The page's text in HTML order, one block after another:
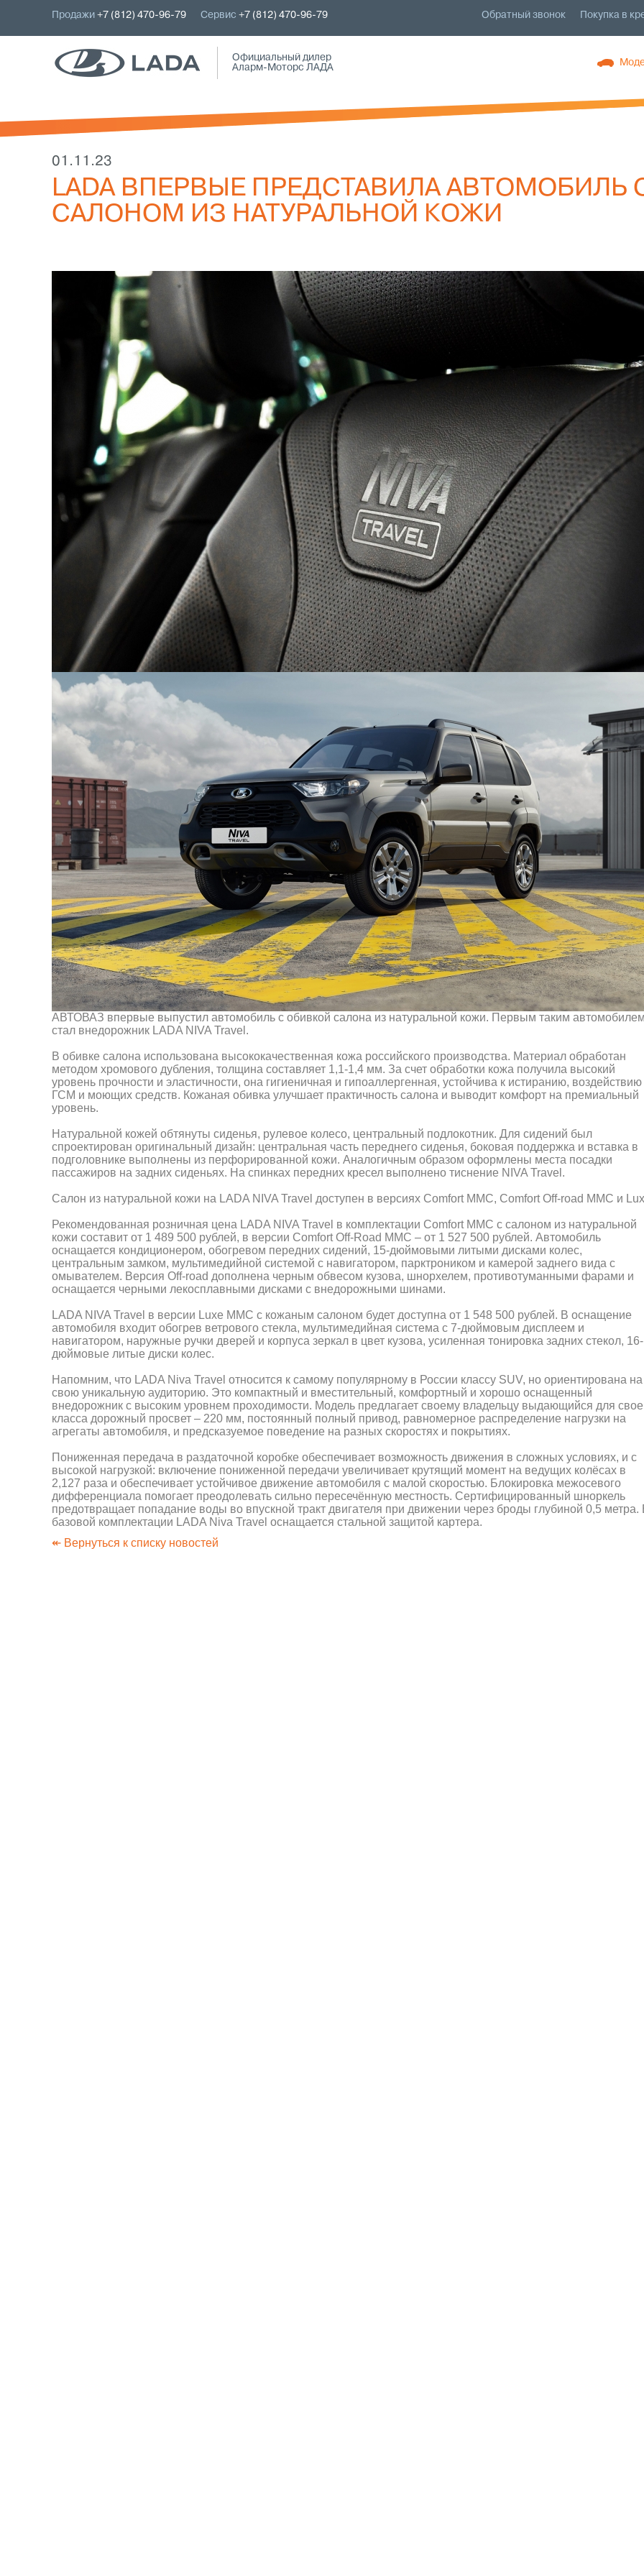
Покупка в
Обратный звонок
Продажи +7 (812) 470-96-79 Сервис +7 (812) 470-96-79
Официальный дилер
Аларм-Моторс ЛАДА
01.11.23
LADA ВПЕРВЫЕ ПРЕДСТАВИЛА АВТОМОБИЛЬ
САЛОНОМ ИЗ НАТУРАЛЬНОЙ КОЖИ
АВТОВАЗ впервые выпустил автомобиль с обивкой салона из натуральной кожи. Первым таким
стал внедорожник LADA NIVA Travel.
В обивке салона использована высококачественная кожа российского производства. Материал обработан
методом хромового дубления, толщина составляет 1,1-1,4 мм. За счет обработки кожа получила высокий
уровень прочности и эластичности, она гигиеничная и гипоаллергенная, устойчива к истиранию, воздействию
ГСМ и моющих средств. Кожаная обивка улучшает практичность салона и выводит комфорт на премиальный
уровень.
Натуральной кожей обтянуты сиденья, рулевое колесо, центральный подлокотник. Для сидений был
спроектирован оригинальный дизайн: центральная часть переднего сиденья, боковая поддержка и вставка в
подголовнике выполнены из перфорированной кожи. Аналогичным образом оформлены места посадки
пассажиров на задних сиденьях. На спинках передних кресел выполнено тиснение NIVA Travel.
Салон из натуральной кожи на LADA NIVA Travel доступен в версиях Comfort ММС, Comfort Off-road ММС и
Рекомендованная розничная цена LADA NIVA Travel в комплектации Comfort MMC с салоном из натуральной
кожи составит от 1 489 500 рублей, в версии Comfort Off-Road MMC – от 1 527 500 рублей. Автомобиль
оснащается кондиционером, обогревом передних сидений, 15-дюймовыми литыми дисками колес,
центральным замком, мультимедийной системой с навигатором, парктроником и камерой заднего вида с
омывателем. Версия Off-road дополнена черным обвесом кузова, шнорхелем, противотуманными фарами и
оснащается черными лекосплавными дисками с внедорожными шинами.
LADA NIVA Travel в версии Luxe MMC с кожаным салоном будет доступна от 1 548 500 рублей. В оснащение
автомобиля входит обогрев ветрового стекла, мультимедийная система с 7-дюймовым дисплеем и
навигатором, наружные ручки дверей и корпуса зеркал в цвет кузова, усиленная тонировка задних стекол, 16-
дюймовые литые диски колес.
Напомним, что LADA Niva Travel относится к самому популярному в России классу SUV, но ориентирована на
свою уникальную аудиторию. Это компактный и вместительный, комфортный и хорошо оснащенный
внедорожник с высоким уровнем проходимости. Модель предлагает своему владельцу выдающийся для
класса дорожный просвет – 220 мм, постоянный полный привод, равномерное распределение нагрузки на
агрегаты автомобиля, и предсказуемое поведение на разных скоростях и покрытиях.
Пониженная передача в раздаточной коробке обеспечивает возможность движения в сложных условиях, и с
высокой нагрузкой: включение пониженной передачи увеличивает крутящий момент на ведущих колёсах в
2,127 раза и обеспечивает устойчивое движение автомобиля с малой скоростью. Блокировка межосевого
дифференциала помогает преодолевать сильно пересечённую местность. Сертифицированный шноркель
предотвращает попадание воды во впускной тракт двигателя при движении через броды глубиной 0,5 метра.
базовой комплектации LADA Niva Travel оснащается стальной защитой картера.
↞ Вернуться к списку новостей